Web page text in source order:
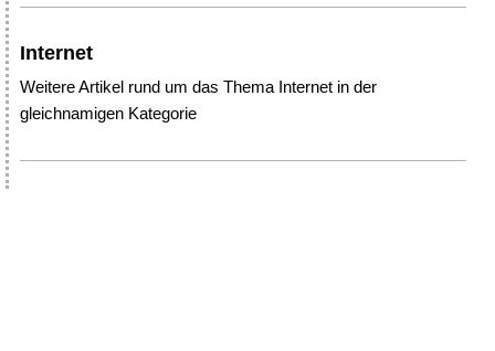
Internet
Weitere Artikel rund um das Thema Internet in der
gleichnamigen Kategorie